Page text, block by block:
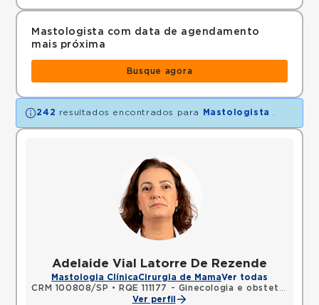
Mastologista com data de agendamento
mais próxima
Busque agora
242 resultados encontrados para Mastologista
Adelaide Vial Latorre De Rezende
Mastologia ClínicaCirurgia de MamaVer todas
CRM 100808/SP • RQE 111177 - Ginecologia e obstetrícia
Ver perfil